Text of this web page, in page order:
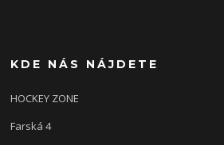
KDE NÁS NÁJDETE
HOCKEY ZONE
Farská 4